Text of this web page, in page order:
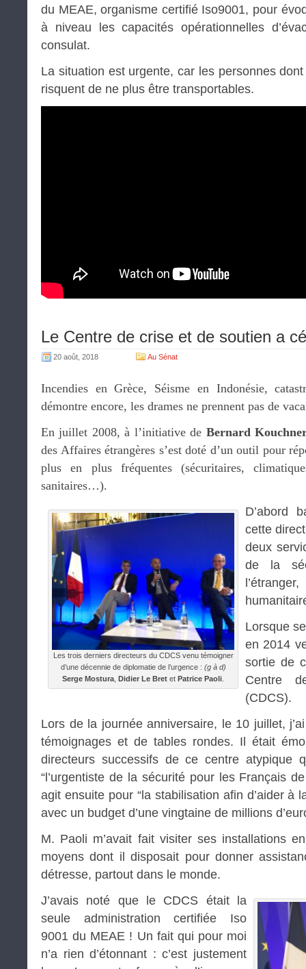
du MEAE, organisme certifié Iso9001, pour
à niveau les capacités opérationnelles
consulat.
La situation est urgente, car les personnes
risquent de ne plus être transportables.
Le Centre de crise et de soutien a
20 août, 2018 Au Sénat
Incendies en Grèce, Séisme en Indonésie,
démontre encore, les drames ne prennent pas de
En juillet 2008, à l’initiative de Bernard
des Affaires étrangères s’est doté d’un outil pour
plus en plus fréquentes (sécuritaires,
sanitaires…).
Les trois derniers directeurs du CDCS venu témoigner
d’une décennie de diplomatie de l’urgence : (g à d)
Serge Mostura Didier Le Bret et Patrice Paoli
D’abord
cette
deux
de la
Lorsque
en 2014
sortie de
Centre
(CDCS).
Lors de la journée anniversaire, le 10 juillet,
témoignages et de tables rondes. Il était
directeurs successifs de ce centre atypique
“l’urgentiste de la sécurité pour les Français de
agit ensuite pour “la stabilisation afin d’aider à
avec un budget d’une vingtaine de millions
M. Paoli m’avait fait visiter ses installations
moyens dont il disposait pour donner
détresse, partout dans le monde.
J’avais noté que le CDCS était la
seule administration certifiée Iso
9001 du MEAE ! Un fait qui pour moi
n’a rien d’étonnant : c’est justement